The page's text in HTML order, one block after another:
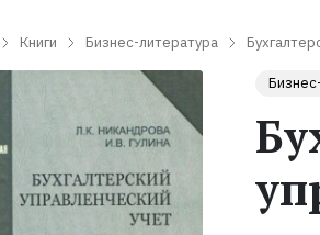
Книги Бизнес-литература